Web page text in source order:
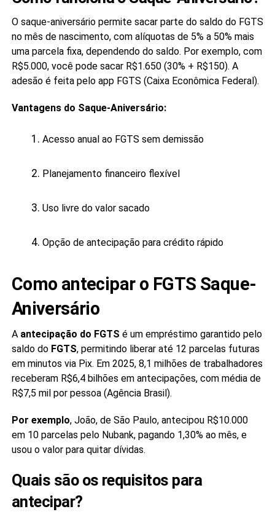
O saque-aniversário permite sacar parte do saldo do FGTS
no mês de nascimento, com alíquotas de 5% a 50% mais
uma parcela fixa, dependendo do saldo. Por exemplo, com
R$5.000, você pode sacar R$1.650 (30% + R$150). A
adesão é feita pelo app FGTS (Caixa Econômica Federal).
Vantagens do Saque-Aniversário:
Acesso anual ao FGTS sem demissão
Planejamento financeiro flexível
Uso livre do valor sacado
Opção de antecipação para crédito rápido
Como antecipar o FGTS Saque-
Aniversário
A antecipação do FGTS é um empréstimo garantido pelo
saldo do FGTS, permitindo liberar até 12 parcelas futuras
em minutos via Pix. Em 2025, 8,1 milhões de trabalhadores
receberam R$6,4 bilhões em antecipações, com média de
R$7,5 mil por pessoa (Agência Brasil).
Por exemplo, João, de São Paulo, antecipou R$10.000
em 10 parcelas pelo Nubank, pagando 1,30% ao mês, e
usou o valor para quitar dívidas.
Quais são os requisitos para
antecipar?